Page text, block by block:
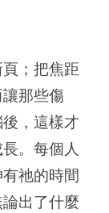
；把焦距
那些傷
，這樣才
。每個人
祂的時間
出了什麼